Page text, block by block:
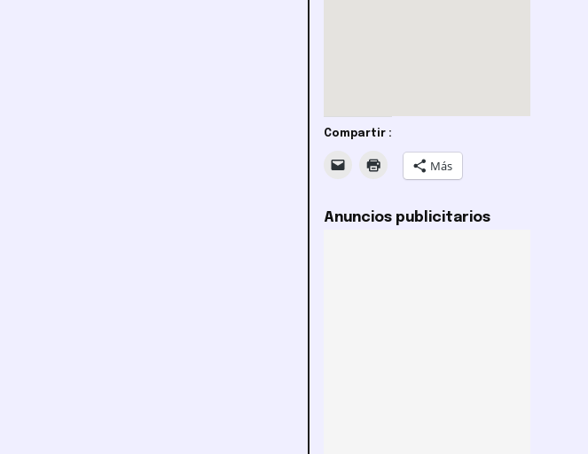
Compartir :
Más
Anuncios publicitarios